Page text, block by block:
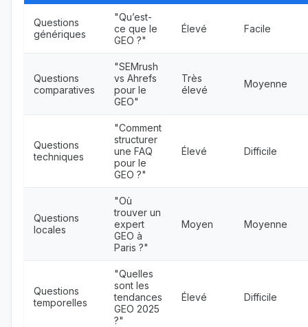
Questions
génériques
"Qu’est-
ce que le
GEO ?"
Élevé Facile
Questions
comparatives
"SEMrush
vs Ahrefs
pour le
GEO"
Très
élevé
Moyenne
Questions
techniques
"Comment
structurer
une FAQ
pour le
GEO ?"
Élevé Difficile
Questions
locales
"Où
trouver un
expert
GEO à
Paris ?"
Moyen Moyenne
Questions
temporelles
"Quelles
sont les
tendances
GEO 2025
?"
Élevé Difficile